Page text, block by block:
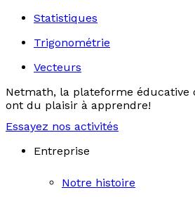
Statistiques
Trigonométrie
Vecteurs
Netmath, la plateforme éducative
ont du plaisir à apprendre!
Essayez nos activités
Entreprise
Notre histoire